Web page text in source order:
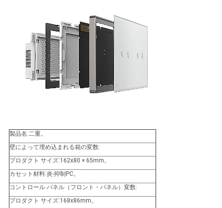
製品名:二重。
壁によって埋め込まれる箱の変数:
プロダクト サイズ:162x80 × 65mm。
カセット材料:炎-抑制PC。
コントロール パネル（フロント・パネル）変数:
プロダクト サイズ:168x86mm。